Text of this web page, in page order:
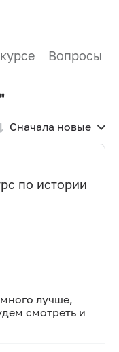
Вопросы и
Сначала новые
по истории
лучше,
смотреть и